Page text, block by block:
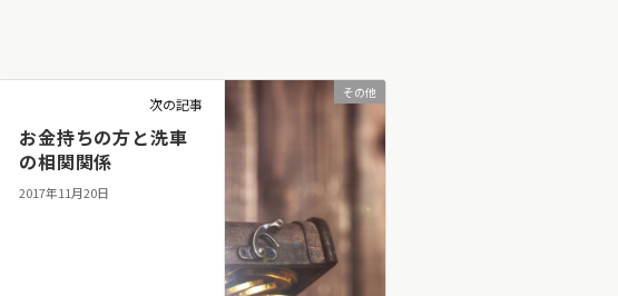
その他
次の記事
お金持ちの方と洗車
の相関関係
2017年11月20日